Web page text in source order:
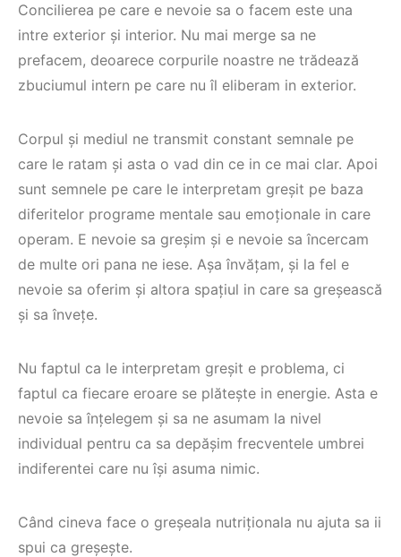
Concilierea pe care e nevoie sa o facem este una
intre exterior și interior. Nu mai merge sa ne
prefacem, deoarece corpurile noastre ne trădează
zbuciumul intern pe care nu îl eliberam in exterior.
Corpul și mediul ne transmit constant semnale pe
care le ratam și asta o vad din ce in ce mai clar. Apoi
sunt semnele pe care le interpretam greșit pe baza
diferitelor programe mentale sau emoționale in care
operam. E nevoie sa greșim și e nevoie sa încercam
de multe ori pana ne iese. Așa învățam, și la fel e
nevoie sa oferim și altora spațiul in care sa greșească
și sa învețe.
Nu faptul ca le interpretam greșit e problema, ci
faptul ca fiecare eroare se plătește in energie. Asta e
nevoie sa înțelegem și sa ne asumam la nivel
individual pentru ca sa depășim frecventele umbrei
indiferentei care nu își asuma nimic.
Când cineva face o greșeala nutriționala nu ajuta sa ii
spui ca greșește.